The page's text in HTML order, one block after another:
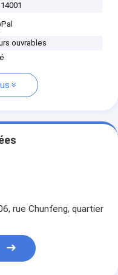
ouvrables
rue Chunfeng, quartier